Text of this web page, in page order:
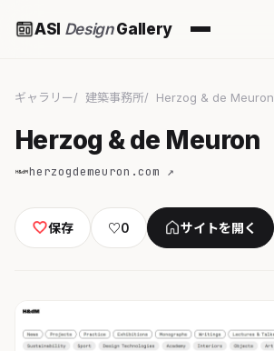
ASI DesignGallery
ギャラリー 建築事務所 Herzog & de Meuron
Herzog & de Meuron
herzogdemeuron.com ↗
保存 ♡0 サイトを開く